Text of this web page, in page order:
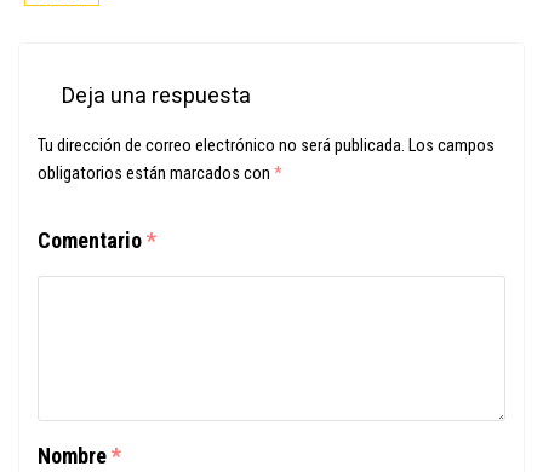
Deja una respuesta
Tu dirección de correo electrónico no será publicada. Los campos
obligatorios están marcados con *
Comentario*
Nombre*